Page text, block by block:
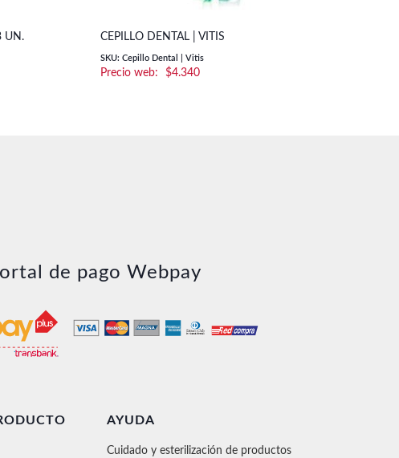
UN. CEPILLO DENTAL | VITIS
SKU: Cepillo Dental | Vitis
$4.340
de pago Webpay
AYUDA
Cuidado y esterilización de productos